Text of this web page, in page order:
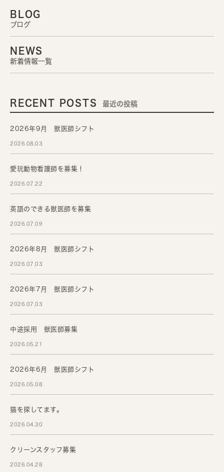
BLOG
ブログ
NEWS
新着情報一覧
RECENT POSTS 最近の投稿
2026年9月 獣医師シフト
2026.08.03
愛玩動物看護師を募集！
2026.07.22
英語のできる獣医師を募集
2026.07.09
2026年8月 獣医師シフト
2026.07.03
2026年7月 獣医師シフト
2026.07.03
中途採用 獣医師募集
2026.05.21
2026年6月 獣医師シフト
2026.05.08
猫を探してます。
2026.04.30
クリーンスタッフ募集
2026.04.28